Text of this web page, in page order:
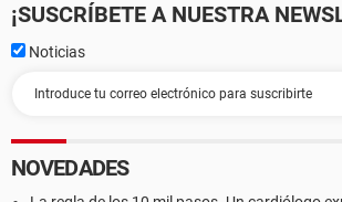
¡SUSCRÍBETE A NUESTRA
Noticias
NOVEDADES